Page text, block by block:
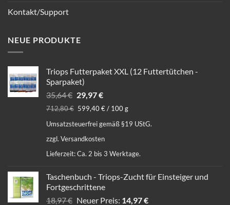
Kontakt/Support
NEUE PRODUKTE
Triops Futterpaket XXL (12 Futtertütchen -
Sparpaket)
35,64€ Ursprünglicher
Preis
35,64 €
29,97€Aktueller
Preis
29,97 €.
712,80€ 599,40€/ 100g
Umsatzsteuerfrei gemäß §19 UStG.
zzgl. Versandkosten
Lieferzeit:Ca. 2 bis 3 Werktage.
Taschenbuch - Triops-Zucht für Einsteiger und
Fortgeschrittene
18,97€ Ursprünglicher
Neuer Preis: 14,97€Aktueller